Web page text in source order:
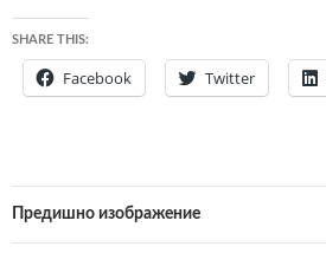
SHARE THIS:
Facebook Twitter
Предишно изображение